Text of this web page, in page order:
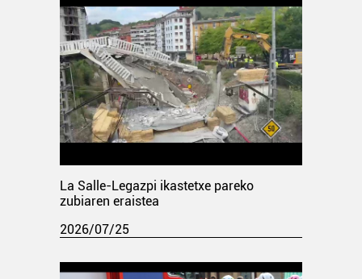
La Salle-Legazpi ikastetxe pareko
zubiaren eraistea
2026/07/25